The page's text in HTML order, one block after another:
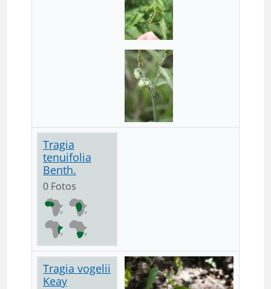
Tragia
tenuifolia
Benth.
0 Fotos
Tragia vogelii
Keay